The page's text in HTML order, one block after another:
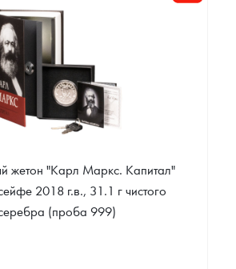
Цена выкупа
Звоните
жетон "Карл Маркс. Капитал"
2018 г.в., 31.1 г чистого
(проба 999)